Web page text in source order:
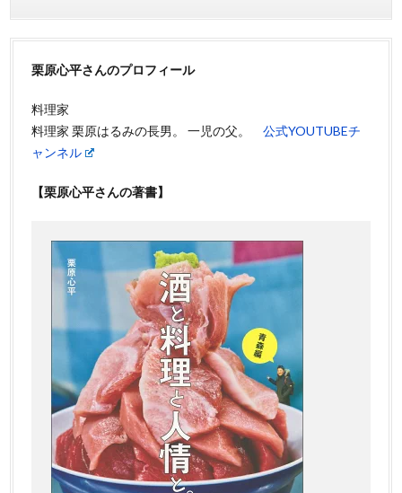
栗原心平さんのプロフィール
料理家
料理家 栗原はるみの長男。 一児の父。公式YOUTUBEチ
ャンネル
【栗原心平さんの著書】